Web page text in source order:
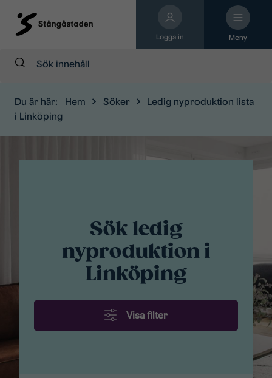
Logga in Meny
Sök:
Du är här: Hem Söker
Ledig nyproduktion lista
i Linköping
Sök ledig
nyproduktion i
Linköping
Visa filter